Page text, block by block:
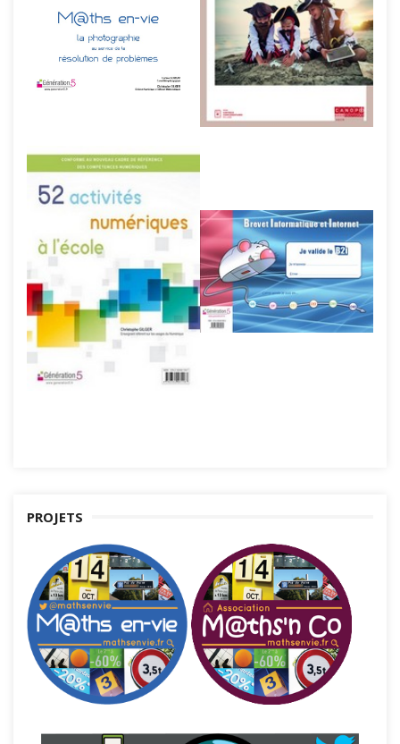
PROJETS